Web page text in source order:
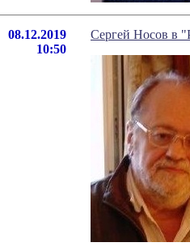
08.12.2019
10:50
Сергей Носов в